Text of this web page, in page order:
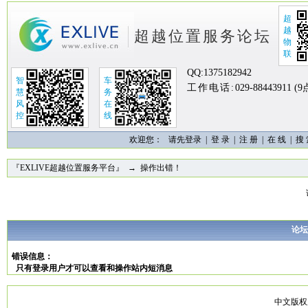
超越位置服务论坛
超
越
物
联
智
慧
风
控
车
务
在
线
QQ:1375182942
工作电话: 029-88443911 (9
欢迎您： 请先登录 | 登 录 注 册 在 线 搜
『EXLIVE超越位置服务平台』 → 操作出错！
论
错误信息：
只有登录用户才可以查看和操作站内短消息
中文版